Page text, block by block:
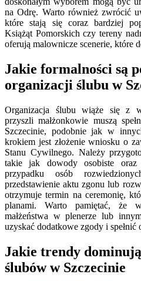
na Odrę. Warto również zwrócić
które stają się coraz bardziej
Książąt Pomorskich czy tereny
oferują malownicze scenerie, które
Jakie formalności są
organizacji ślubu w
Organizacja ślubu wiąże się z
przyszli małżonkowie muszą
Szczecinie, podobnie jak w
krokiem jest złożenie wniosku o
Stanu Cywilnego. Należy
takie jak dowody osobiste
przypadku osób
przedstawienie aktu zgonu lub
otrzymuje termin na ceremonię,
planami. Warto pamiętać, że
małżeństwa w plenerze lub
uzyskać dodatkowe zgody i
Jakie trendy
ślubów w Szczecinie